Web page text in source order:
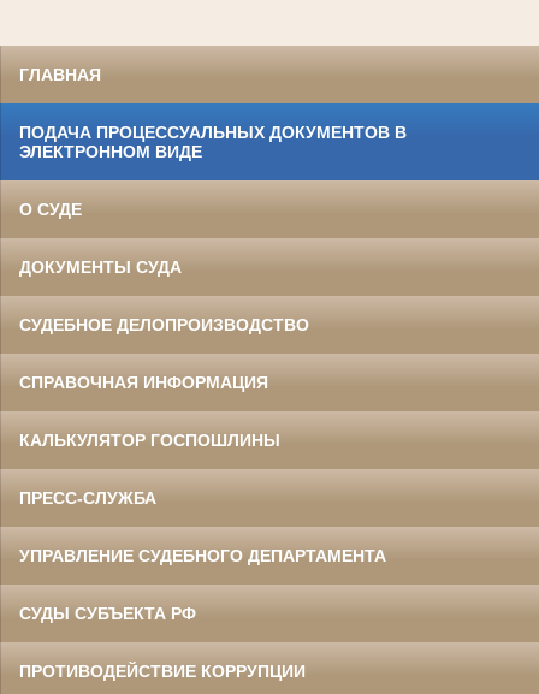
ГЛАВНАЯ
ПОДАЧА ПРОЦЕССУАЛЬНЫХ ДОКУМЕНТОВ В
ЭЛЕКТРОННОМ ВИДЕ
О СУДЕ
ДОКУМЕНТЫ СУДА
СУДЕБНОЕ ДЕЛОПРОИЗВОДСТВО
СПРАВОЧНАЯ ИНФОРМАЦИЯ
КАЛЬКУЛЯТОР ГОСПОШЛИНЫ
ПРЕСС-СЛУЖБА
УПРАВЛЕНИЕ СУДЕБНОГО ДЕПАРТАМЕНТА
СУДЫ СУБЪЕКТА РФ
ПРОТИВОДЕЙСТВИЕ КОРРУПЦИИ